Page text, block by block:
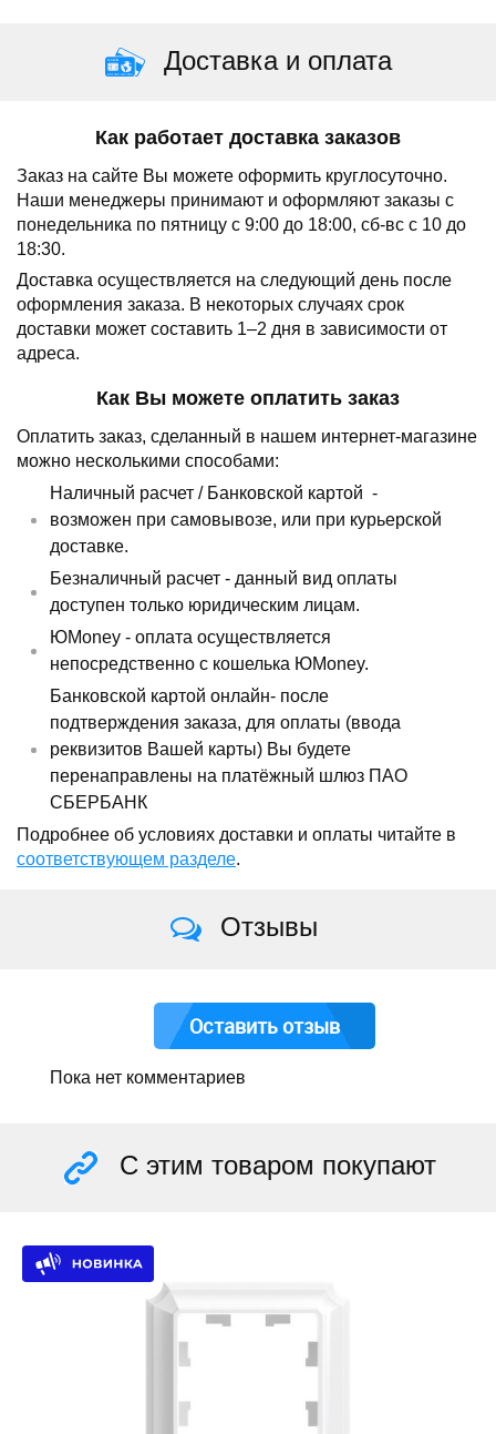
Доставка и оплата
Как работает доставка заказов
Заказ на сайте Вы можете оформить круглосуточно.
Наши менеджеры принимают и оформляют заказы с
понедельника по пятницу с 9:00 до 18:00, сб-вс с 10 до
18:30.
Доставка осуществляется на следующий день после
оформления заказа. В некоторых случаях срок
доставки может составить 1–2 дня в зависимости от
адреса.
Как Вы можете оплатить заказ
Оплатить заказ, сделанный в нашем интернет-магазине
можно несколькими способами:
Наличный расчет / Банковской картой -
возможен при самовывозе, или при курьерской
доставке.
Безналичный расчет - данный вид оплаты
доступен только юридическим лицам.
ЮMoney - оплата осуществляется
непосредственно с кошелька ЮMoney.
Банковской картой онлайн- после
подтверждения заказа, для оплаты (ввода
реквизитов Вашей карты) Вы будете
перенаправлены на платёжный шлюз ПАО
СБЕРБАНК
Подробнее об условиях доставки и оплаты читайте в
соответствующем разделе.
Отзывы
Оставить отзыв
Пока нет комментариев
С этим товаром покупают